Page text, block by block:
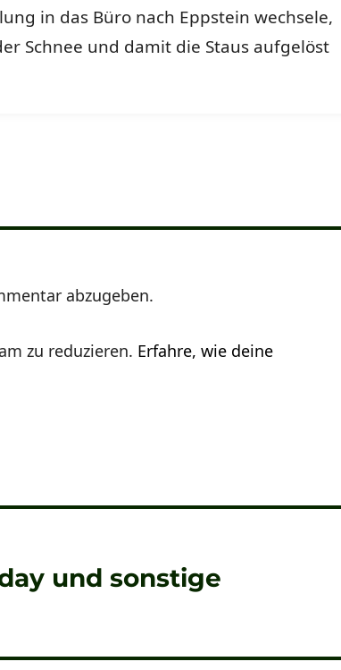
in das Büro nach Eppstein wechsele,
Schnee und damit die Staus aufgelöst
abzugeben.
zu reduzieren. Erfahre, wie deine
und sonstige